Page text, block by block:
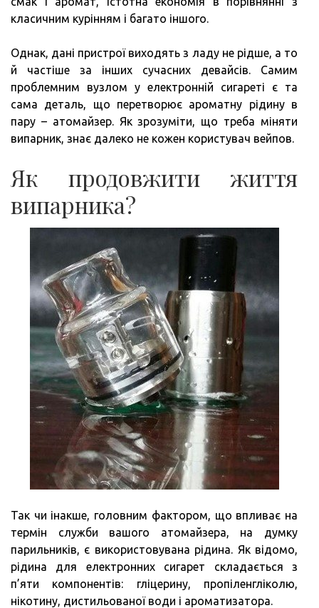
класичним курінням і багато іншого.
Однак, дані пристрої виходять з ладу не рідше, а то
й частіше за інших сучасних девайсів. Самим
проблемним вузлом у електронній сигареті є та
сама деталь, що перетворює ароматну рідину в
пару – атомайзер. Як зрозуміти, що треба міняти
випарник, знає далеко не кожен користувач вейпов.
Як продовжити життя
випарника?
Так чи інакше, головним фактором, що впливає на
термін служби вашого атомайзера, на думку
парильників, є використовувана рідина. Як відомо,
рідина для електронних сигарет складається з
п’яти компонентів: гліцерину, пропіленгліколю,
нікотину, дистильованої води і ароматизатора.